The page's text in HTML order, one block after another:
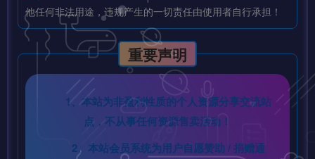
他任何非法用途，违规产生的一切责任由使用者自行承担！
重要声明
1、本站为非盈利性质的个人资源分享交流站
点，不从事任何资源售卖活动！
2、本站会员系统为用户自愿赞助 / 捐赠通